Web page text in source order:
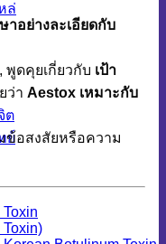
ล่
ต
ย์
าอย่างละเอียดกับ
, พูดคุยเกี่ยวกับ เป้า
ว่า Aestox เหมาะกับ
อสงสัยหรือความ